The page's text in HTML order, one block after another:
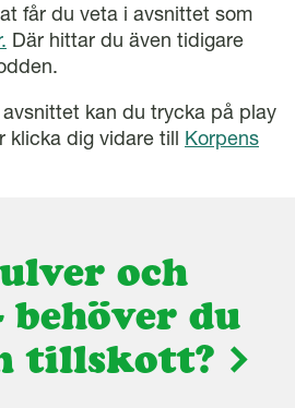
får du veta i avsnittet som
Där hittar du även tidigare
kan du trycka på play
klicka dig vidare till Korpens
och
du
tillskott?